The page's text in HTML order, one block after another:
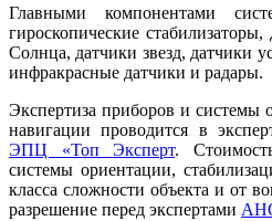
Главными компонентами
гироскопические
Солнца, датчики звезд, датчики
инфракрасные датчики и радары.
Экспертиза приборов и системы
навигации проводится в
ЭПЦ «Топ Эксперт.
системы ориентации,
класса сложности объекта и от
разрешение перед экспертами